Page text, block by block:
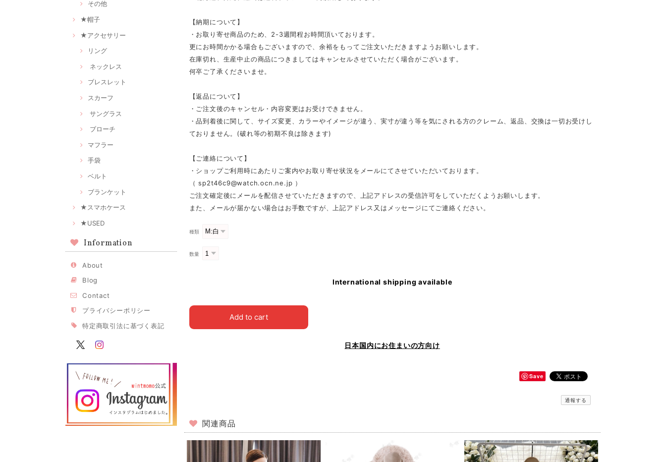
その他
★帽子
★アクセサリー
リング
ネックレス
ブレスレット
スカーフ
サングラス
ブローチ
マフラー
手袋
ベルト
ブランケット
★スマホケース
★USED
Information
About
Blog
Contact
プライバシーポリシー
特定商取引法に基づく表記
【納期について】
・お取り寄せ商品のため、2-3週間程お時間頂いております。
更にお時間かかる場合もございますので、余裕をもってご注文いただきますようお願いします。
在庫切れ、生産中止の商品につきましてはキャンセルさせていただく場合がございます。
何卒ご了承くださいませ。
【返品について】
・ご注文後のキャンセル・内容変更はお受けできません。
・品到着後に関して、サイズ変更、カラーやイメージが違う、実寸が違う等を気にされる方のクレーム、返品、交換は一切お受けし
ておりません。(破れ等の初期不良は除きます)
【ご連絡について】
・ショップご利用時にあたりご案内やお取り寄せ状況をメールにてさせていただいております。
（sp2t46c9@watch.ocn.ne.jp ）
ご注文確定後にメールを配信させていただきますので、上記アドレスの受信許可をしていただくようお願いします。
また、メールが届かない場合はお手数ですが、上記アドレス又はメッセージにてご連絡ください。
種類
数量
International shipping available
Add to cart
日本国内にお住まいの方向け
Save
通報する
関連商品